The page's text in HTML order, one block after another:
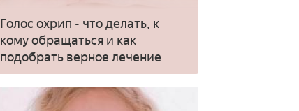
Голос охрип - что делать, к
кому обращаться и как
подобрать верное лечение